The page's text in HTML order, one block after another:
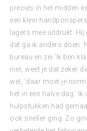
precies in het midden
een klein
lagers mee uitdrukt.
dat ga ik anders doen.
bureau en zei ‘Ik ben
niet, weet je dat zeker
wel, ‘daar moet je
het in een halve dag.’
hulpstukken had
ook sneller ging. Zo